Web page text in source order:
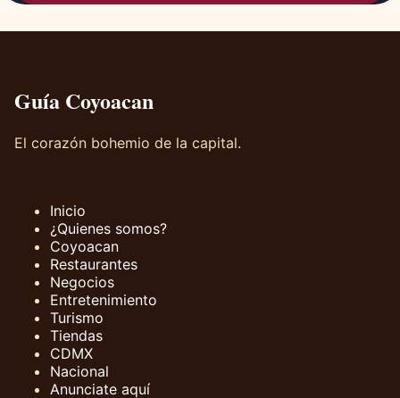
Guía Coyoacan
El corazón bohemio de la capital.
Inicio
¿Quienes somos?
Coyoacan
Restaurantes
Negocios
Entretenimiento
Turismo
Tiendas
CDMX
Nacional
Anunciate aquí